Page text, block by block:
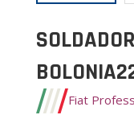
Fiat